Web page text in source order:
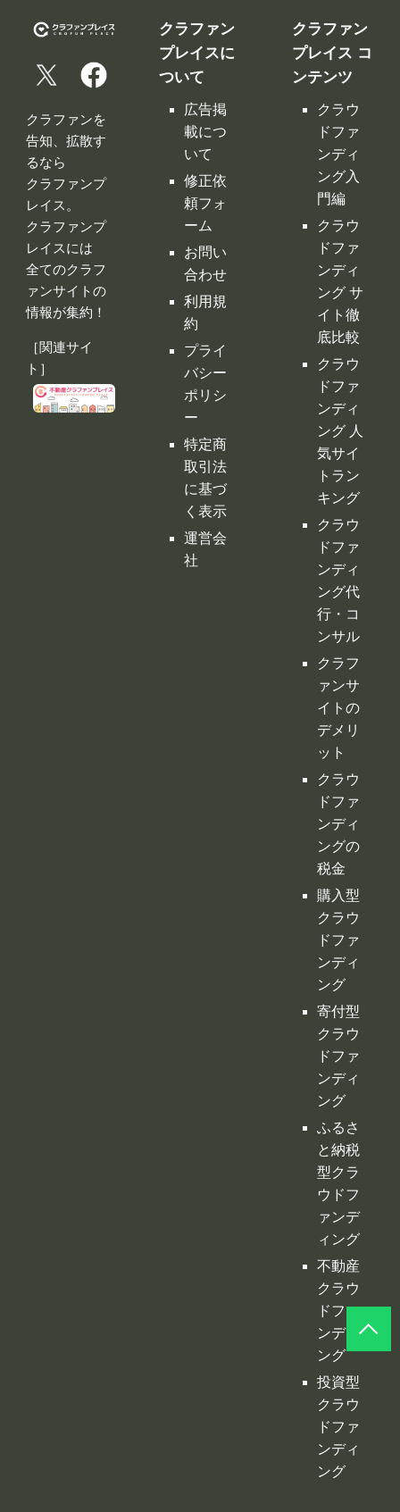
クラファンを
告知、拡散す
るなら
クラファンプ
レイス。
クラファンプ
レイスには
全てのクラフ
ァンサイトの
情報が集約！
［関連サイ
ト］
クラファン
プレイスに
ついて
広告掲
載につ
いて
修正依
頼フォ
ーム
お問い
合わせ
利用規
約
プライ
バシー
ポリシ
ー
特定商
取引法
に基づ
く表示
運営会
社
クラファン
プレイス コ
ンテンツ
クラウ
ドファ
ンディ
ング入
門編
クラウ
ドファ
ンディ
ング サ
イト徹
底比較
クラウ
ドファ
ンディ
ング 人
気サイ
トラン
キング
クラウ
ドファ
ンディ
ング代
行・コ
ンサル
クラフ
ァンサ
イトの
デメリ
ット
クラウ
ドファ
ンディ
ングの
税金
購入型
クラウ
ドファ
ンディ
ング
寄付型
クラウ
ドファ
ンディ
ング
ふるさ
と納税
型クラ
ウドフ
ァンデ
ィング
不動産
クラウ
ドファ
ンディ
ング
投資型
クラウ
ドファ
ンディ
ング